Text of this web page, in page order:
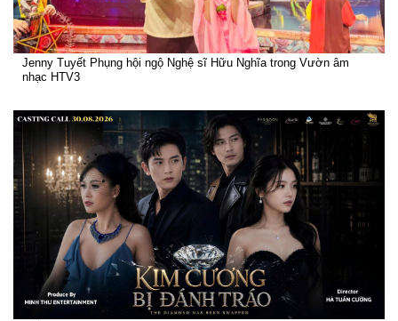
Jenny Tuyết Phụng hội ngộ Nghệ sĩ Hữu Nghĩa trong Vườn âm
nhạc HTV3